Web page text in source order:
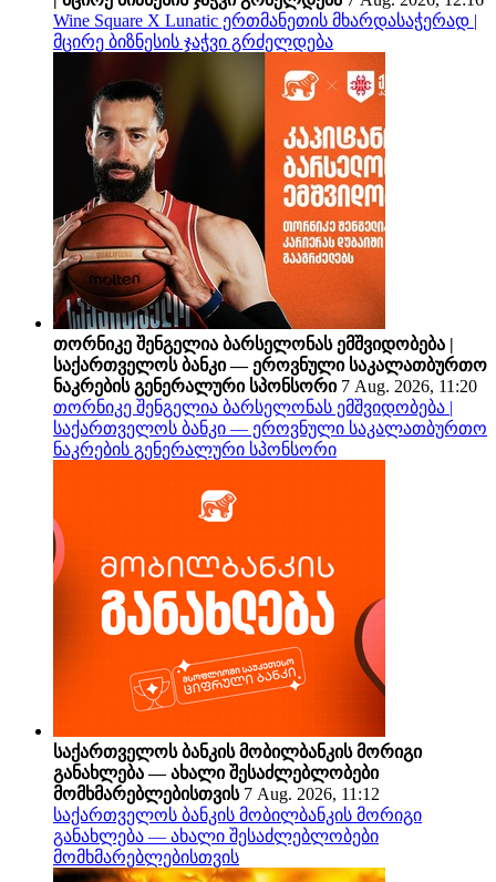
Wine Square X Lunatic ერთმანეთის მხარდასაჭერად |
მცირე ბიზნესის ჯაჭვი გრძელდება
თორნიკე შენგელია ბარსელონას ემშვიდობება |
საქართველოს ბანკი — ეროვნული საკალათბურთო
ნაკრების გენერალური სპონსორი 7 Aug. 2026, 11:20
თორნიკე შენგელია ბარსელონას ემშვიდობება |
საქართველოს ბანკი — ეროვნული საკალათბურთო
ნაკრების გენერალური სპონსორი
საქართველოს ბანკის მობილბანკის მორიგი
განახლება — ახალი შესაძლებლობები
მომხმარებლებისთვის 7 Aug. 2026, 11:12
საქართველოს ბანკის მობილბანკის მორიგი
განახლება — ახალი შესაძლებლობები
მომხმარებლებისთვის